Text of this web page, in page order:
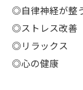
◎自律神経が整
◎ストレス改善
◎リラックス
◎心の健康